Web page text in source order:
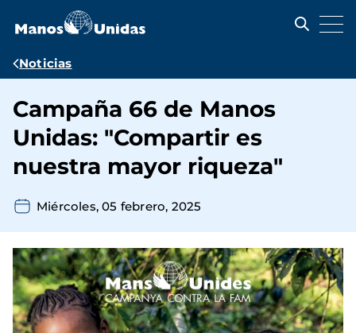
contenido
Ruta
navegación
Noticias
Campaña 66 de Manos
Unidas: "Compartir es
nuestra mayor riqueza"
Miércoles, 05 febrero, 2025